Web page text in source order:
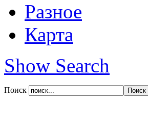
Разное
Карта
Show Search
Поиск